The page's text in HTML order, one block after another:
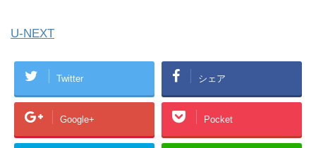
U-NEXT
Twitter シェア
Google+ Pocket